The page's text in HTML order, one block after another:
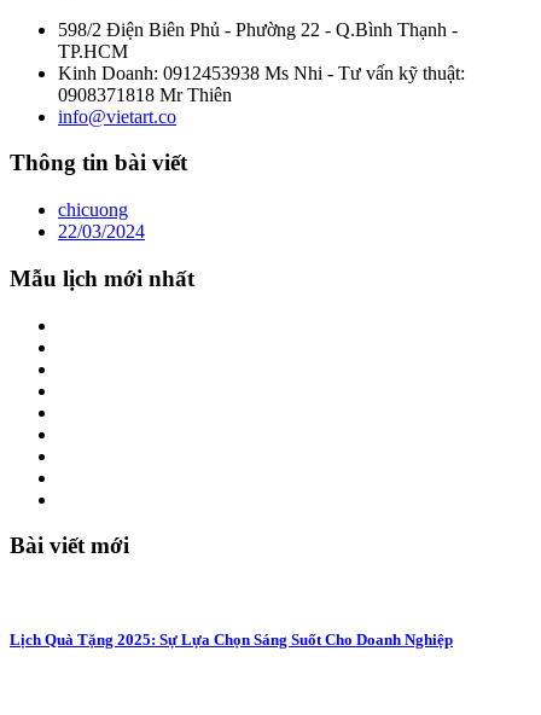
598/2 Điện Biên Phủ - Phường 22 - Q.Bình Thạnh -
TP.HCM
Kinh Doanh: 0912453938 Ms Nhi - Tư vấn kỹ thuật:
0908371818 Mr Thiên
info@vietart.co
Thông tin bài viết
chicuong
22/03/2024
Mẫu lịch mới nhất
Bài viết mới
Lịch Quà Tặng 2025: Sự Lựa Chọn Sáng Suốt Cho Doanh Nghiệp